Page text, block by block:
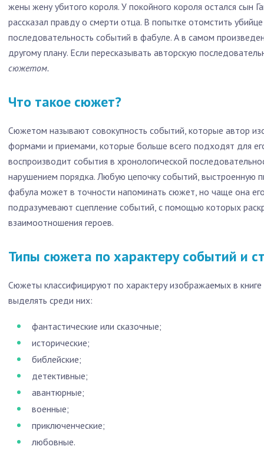
жены жену убитого короля. У покойного короля остался сын
рассказал правду о смерти отца. В попытке отомстить
последовательность событий в фабуле. А в самом
другому плану. Если пересказывать авторскую
сюжетом.
Что такое сюжет?
Сюжетом называют совокупность событий, которые автор
формами и приемами, которые больше всего подходят для
воспроизводит события в хронологической
нарушением порядка. Любую цепочку событий, выстроенную
фабула может в точности напоминать сюжет, но чаще она
подразумевают сцепление событий, с помощью которых
взаимоотношения героев.
Типы сюжета по характеру событий и
Сюжеты классифицируют по характеру изображаемых в
выделять среди них:
фантастические или сказочные;
исторические;
библейские;
детективные;
авантюрные;
военные;
приключенческие;
любовные.